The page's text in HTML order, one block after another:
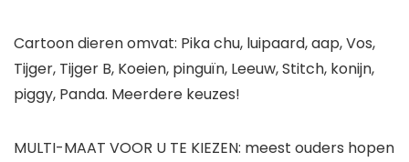
Cartoon dieren omvat: Pika chu, luipaard, aap, Vos,
Tijger, Tijger B, Koeien, pinguïn, Leeuw, Stitch, konijn,
piggy, Panda. Meerdere keuzes!
MULTI-MAAT VOOR U TE KIEZEN: meest ouders hopen